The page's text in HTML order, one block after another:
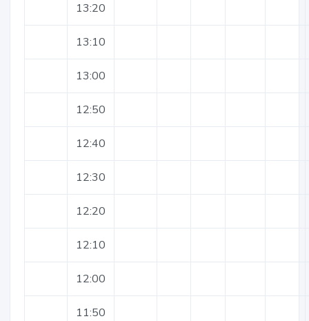
13:20
13:10
13:00
12:50
12:40
12:30
12:20
12:10
12:00
11:50